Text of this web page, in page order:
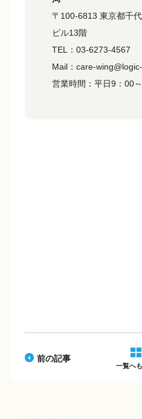
〒100-6813 東京都千
ビル13階
TEL：03-6273-4567
Mail：care-
営業時間：平日9：00
前の記事
一覧へ